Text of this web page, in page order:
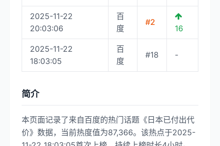
2025-11-22
20:03:06
百
度
#2
16
2025-11-22
18:03:05
百
度
#18 -
简介
本页面记录了来自百度的热门话题《日本已付出代
价》数据，当前热度值为87,366。该热点于2025-